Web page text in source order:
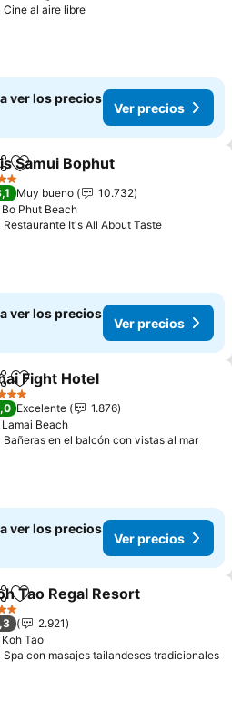
Cine al aire libreVer precios
ver los precios
Ver precios
Añadir a favoritos
Samui Bophut
Muy bueno
10.732
Bo Phut Beach
Restaurante It's All About TasteVer
ver los precios
Ver precios
Añadir a favoritos
Fight Hotel
Excelente
1.876
Lamai Beach
Bañeras en el balcón con vistas al marVer
ver los precios
Ver precios
Añadir a favoritos
Tao Regal Resort
2.921
Koh Tao
Spa con masajes tailandeses tradicionales